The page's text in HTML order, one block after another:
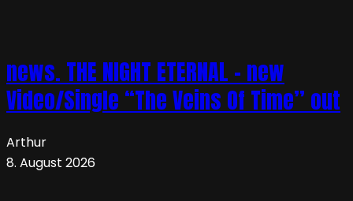
news. THE NIGHT ETERNAL – new
Video/Single “The Veins Of Time” out
Arthur
8. August 2026